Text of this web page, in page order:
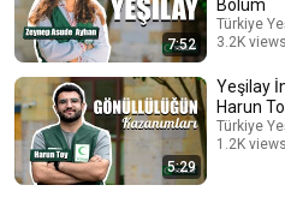
buluşan insanların samimi anlatımları
7:52
Bölüm
Türkiye
3.2K views
5:29
Yeşilay
Harun
Türkiye
1.2K views